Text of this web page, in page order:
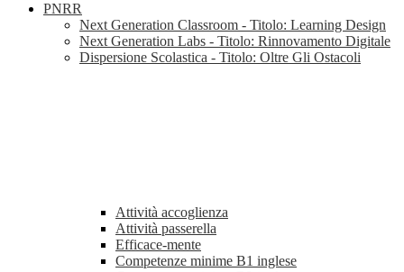
PNRR
Next Generation Classroom - Titolo: Learning Design
Next Generation Labs - Titolo: Rinnovamento Digitale
Dispersione Scolastica - Titolo: Oltre Gli Ostacoli
Attività accoglienza
Attività passerella
Efficace-mente
Competenze minime B1 inglese